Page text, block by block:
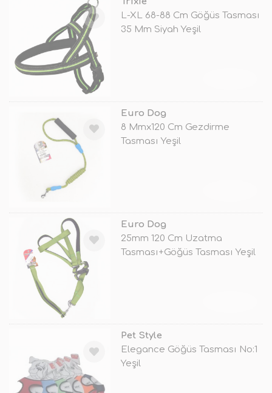
L-XL 68-88 Cm Göğüs Tasması
35 Mm Siyah Yeşil
Euro Dog
8 Mmx120 Cm Gezdirme
Tasması Yeşil
Euro Dog
25mm 120 Cm Uzatma
Tasması+Göğüs Tasması Yeşil
Pet Style
Elegance Göğüs Tasması No:1
Yeşil